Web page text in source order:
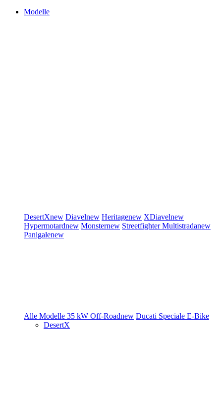
Modelle
DesertXnew Diavelnew Heritagenew XDiavelnew
Hypermotardnew Monsternew StreetfighterMultistradanew
Panigalenew
Alle Modelle 35 kW Off-Roadnew Ducati Speciale E-Bike
DesertX